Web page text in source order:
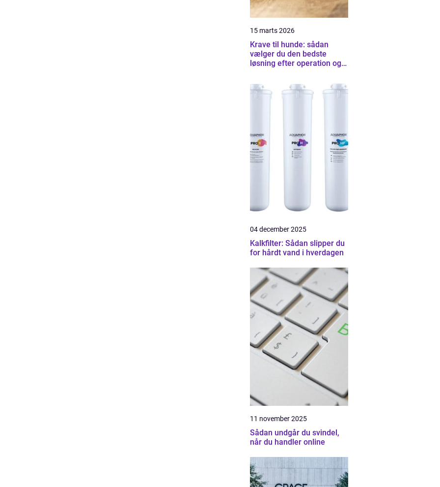
15 marts 2026
Krave til hunde: sådan
vælger du den bedste
løsning efter operation og
04 december 2025
Kalkfilter: Sådan slipper du
for hårdt vand i hverdagen
11 november 2025
Sådan undgår du svindel,
når du handler online